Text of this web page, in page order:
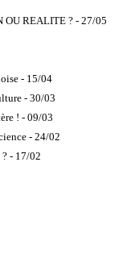
OU REALITE ? - 27/05
- 15/04
- 30/03
! - 09/03
- 24/02
- 17/02